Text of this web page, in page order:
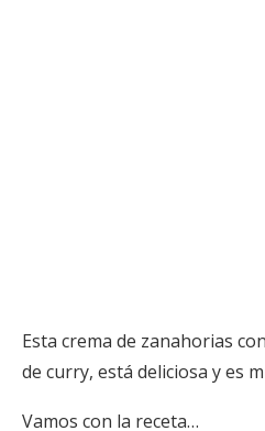
Esta crema de zanahorias
de curry, está deliciosa y es
Vamos con la receta…